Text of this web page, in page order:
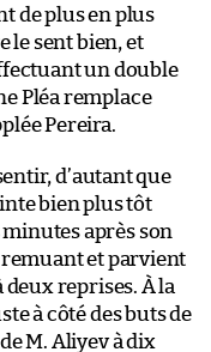
de plus en plus
le sent bien, et
un double
Pléa remplace
Pereira.
d’autant que
bien plus tôt
après son
remuant et parvient
deux reprises. À la
à côté des buts de
M. Aliyev à dix